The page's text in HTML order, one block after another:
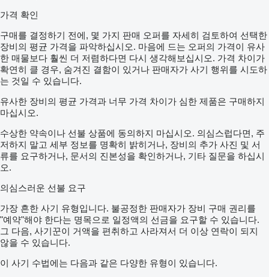
가격 확인
구매를 결정하기 전에, 몇 가지 판매 오퍼를 자세히 검토하여 선택한
장비의 평균 가격을 파악하십시오. 마음에 드는 오퍼의 가격이 유사
한 매물보다 훨씬 더 저렴하다면 다시 생각해보십시오. 가격 차이가
확연히 클 경우, 숨겨진 결함이 있거나 판매자가 사기 행위를 시도하
는 것일 수 있습니다.
유사한 장비의 평균 가격과 너무 가격 차이가 심한 제품은 구매하지
마십시오.
수상한 약속이나 선불 상품에 동의하지 마십시오. 의심스럽다면, 주
저하지 말고 세부 정보를 명확히 밝히거나, 장비의 추가 사진 및 서
류를 요구하거나, 문서의 진본성을 확인하거나, 기타 질문을 하십시
오.
의심스러운 선불 요구
가장 흔한 사기 유형입니다. 불공정한 판매자가 장비 구매 권리를
"예약"해야 한다는 명목으로 일정액의 선금을 요구할 수 있습니다.
그 다음, 사기꾼이 거액을 편취하고 사라져서 더 이상 연락이 되지
않을 수 있습니다.
이 사기 수법에는 다음과 같은 다양한 유형이 있습니다.